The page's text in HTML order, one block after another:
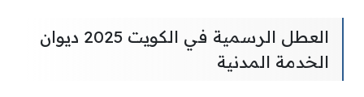
العطل الرسمية في الكويت 2025 ديوان
الخدمة المدنية